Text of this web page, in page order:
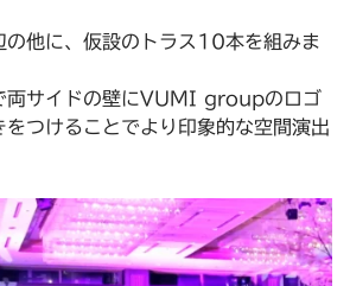
の他に、仮設のトラス10本を組みま
両サイドの壁にVUMI groupのロゴ
をつけることでより印象的な空間演出